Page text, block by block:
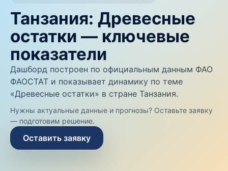
Танзания: Древесные
остатки — ключевые
показатели
Дашборд построен по официальным данным ФАО
ФАОСТАТ и показывает динамику по теме
«Древесные остатки» в стране Танзания.
Нужны актуальные данные и прогнозы? Оставьте заявку
— подготовим решение.
Оставить заявку